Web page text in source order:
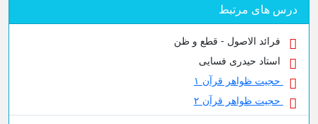
- قطع و ظن
فسایی
قرآن ۱
قرآن ۲